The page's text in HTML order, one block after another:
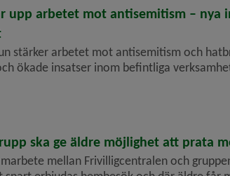
upp arbetet mot anti­semitism – nya
stärker arbetet mot antisemitism och
ökade insatser inom befintliga
ska ge äldre möjlighet att prata
mellan Frivilligcentralen och